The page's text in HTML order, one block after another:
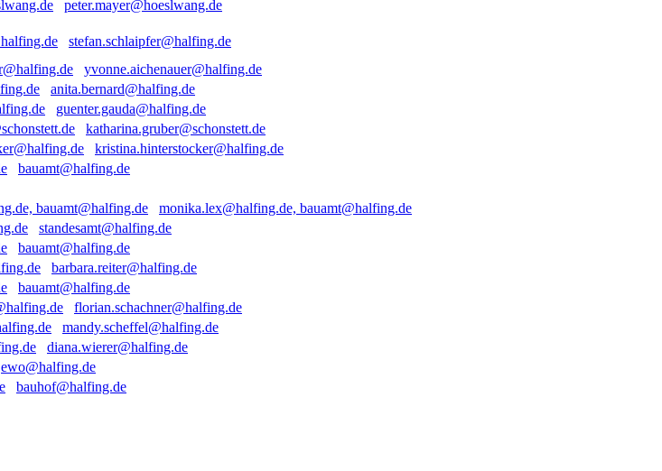
peter.mayer@hoeslwang.de
stefan.schlaipfer@halfing.de
yvonne.aichenauer@halfing.de
anita.bernard@halfing.de
guenter.gauda@halfing.de
katharina.gruber@schonstett.de
kristina.hinterstocker@halfing.de
bauamt@halfing.de
monika.lex@halfing.de, bauamt@halfing.de
standesamt@halfing.de
bauamt@halfing.de
barbara.reiter@halfing.de
bauamt@halfing.de
florian.schachner@halfing.de
mandy.scheffel@halfing.de
diana.wierer@halfing.de
ewo@halfing.de
bauhof@halfing.de